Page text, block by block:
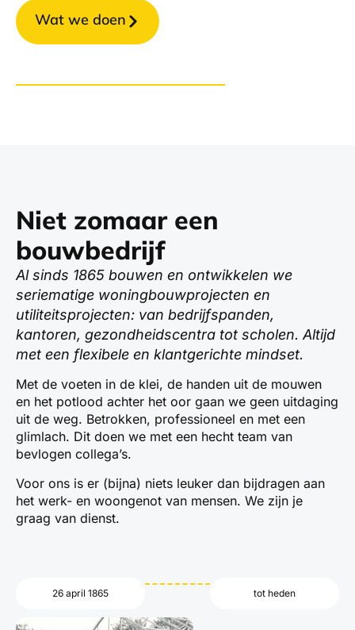
Wat we doen
Niet zomaar een
bouwbedrijf
Al sinds 1865 bouwen en ontwikkelen we
seriematige woningbouwprojecten en
utiliteitsprojecten: van bedrijfspanden,
kantoren, gezondheidscentra tot scholen. Altijd
met een flexibele en klantgerichte mindset.
Met de voeten in de klei, de handen uit de mouwen
en het potlood achter het oor gaan we geen uitdaging
uit de weg. Betrokken, professioneel en met een
glimlach. Dit doen we met een hecht team van
bevlogen collega’s.
Voor ons is er (bijna) niets leuker dan bijdragen aan
het werk- en woongenot van mensen. We zijn je
graag van dienst.
26 april 1865 tot heden